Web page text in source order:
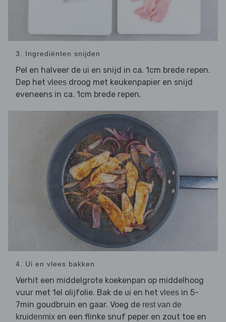
3. Ingrediënten snijden
Pel en halveer de ui en snijd in ca. 1cm brede repen.
Dep het vlees droog met keukenpapier en snijd
eveneens in ca. 1cm brede repen.
4. Ui en vlees bakken
Verhit een middelgrote koekenpan op middelhoog
vuur met 1el olijfolie. Bak de ui en het vlees in 5-
7min goudbruin en gaar. Voeg de rest van de
kruidenmix en een flinke snuf peper en zout toe en